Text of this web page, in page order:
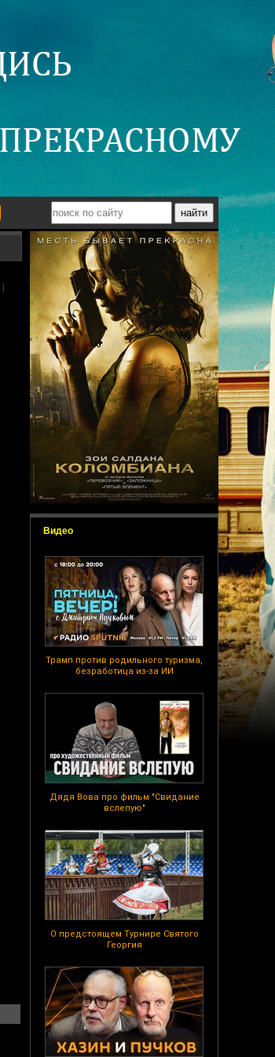
Видео
Трамп против родильного туризма,
безработица из-за ИИ
Дядя Вова про фильм "Свидание
вслепую"
О предстоящем Турнире Святого
Георгия
|